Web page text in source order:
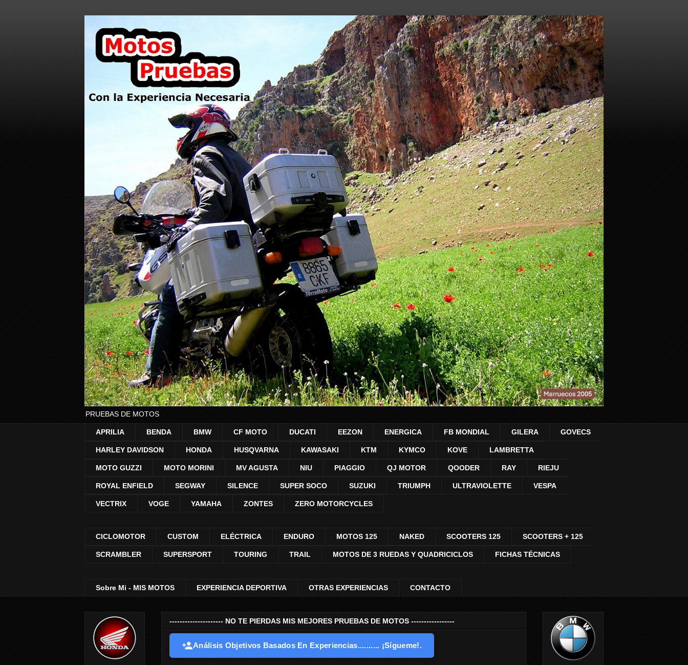
PRUEBAS DE MOTOS
APRILIA BENDA BMW CF MOTO DUCATI EEZON ENERGICA FB MONDIAL GILERA GOVECS
HARLEY DAVIDSON HONDA HUSQVARNA KAWASAKI KTM KYMCO KOVE LAMBRETTA
MOTO GUZZI MOTO MORINI MV AGUSTA NIU PIAGGIO QJ MOTOR QOODER RAY RIEJU
ROYAL ENFIELD SEGWAY SILENCE SUPER SOCO SUZUKI TRIUMPH ULTRAVIOLETTE VESPA
VECTRIX VOGE YAMAHA ZONTES ZERO MOTORCYCLES
CICLOMOTOR CUSTOM ELÉCTRICA ENDURO MOTOS 125 NAKED SCOOTERS 125 SCOOTERS + 125
SCRAMBLER SUPERSPORT TOURING TRAIL MOTOS DE 3 RUEDAS Y QUADRICICLOS FICHAS TÉCNICAS
Sobre Mi - MIS MOTOS EXPERIENCIA DEPORTIVA OTRAS EXPERIENCIAS CONTACTO
--------------------- NO TE PIERDAS MIS MEJORES PRUEBAS DE MOTOS -----------------
Análisis Objetivos Basados En Experiencias.......... ¡Sígueme!.